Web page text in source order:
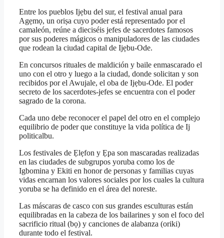
Entre los pueblos Ijẹbu del sur, el festival anual para
Agẹmọ, un oriṣa cuyo poder está representado por el
camaleón, reúne a dieciséis jefes de sacerdotes famosos
por sus poderes mágicos o manipuladores de las ciudades
que rodean la ciudad capital de Ijẹbu-Ode.
En concursos rituales de maldición y baile enmascarado el
uno con el otro y luego a la ciudad, donde solicitan y son
recibidos por el Awujale, el oba de Ijẹbu-Ode. El poder
secreto de los sacerdotes-jefes se encuentra con el poder
sagrado de la corona.
Cada uno debe reconocer el papel del otro en el complejo
equilibrio de poder que constituye la vida política de Ij
politicalbu.
Los festivales de Ẹlẹfon y Ẹpa son mascaradas realizadas
en las ciudades de subgrupos yoruba como los de
Igbomina y Ekiti en honor de personas y familias cuyas
vidas encarnan los valores sociales por los cuales la cultura
yoruba se ha definido en el área del noreste.
Las máscaras de casco con sus grandes esculturas están
equilibradas en la cabeza de los bailarines y son el foco del
sacrificio ritual (bọ) y canciones de alabanza (oriki)
durante todo el festival.